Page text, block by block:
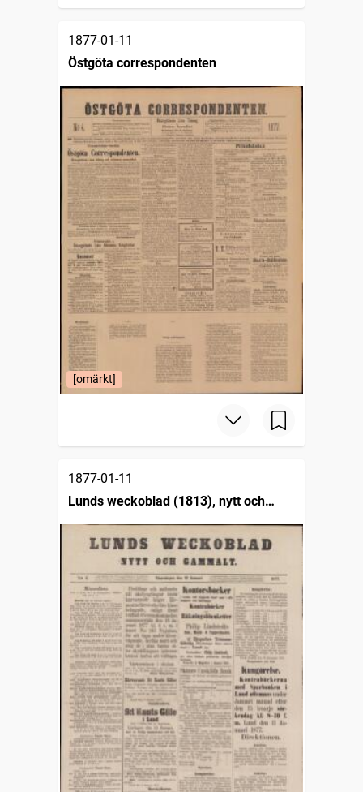
1877-01-11
Östgöta correspondenten
[omärkt]
1877-01-11
Lunds weckoblad (1813), nytt och
gammalt